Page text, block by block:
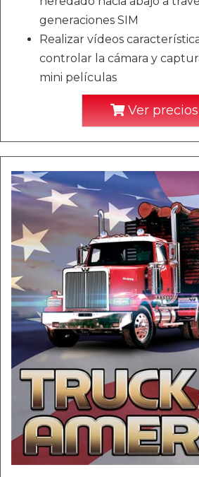
generaciones SIM
Realizar vídeos
controlar la cámara y
mini películas
Ver